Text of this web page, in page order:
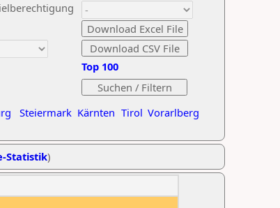
Steiermark Kärnten Tirol Vorarlberg
Top 100
Statistik)